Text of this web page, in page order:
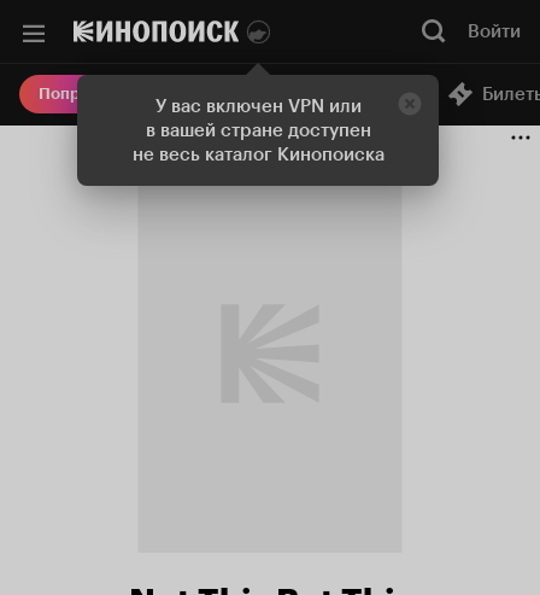
У вас включен VPN или
в вашей стране доступен
не весь каталог Кинопоиска
Войти
Попробовать Плюс Онлайн-кинотеатр